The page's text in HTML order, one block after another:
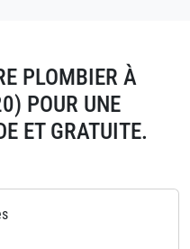
PLOMBIER À
POUR UNE
ET GRATUITE.